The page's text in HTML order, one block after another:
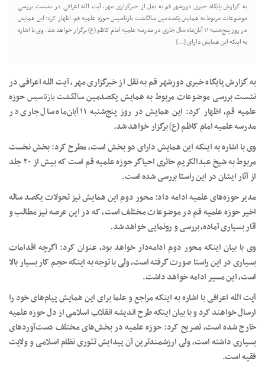
به گزارش پایگاه خبری دورشهر قم به نقل از خبرگزاری مهر، آیت الله اعرافی در نشست بررسی
موضوعات مربوط به همایش یکصدمین سالگشت بازتاسیس حوزه علمیه قم، اظهار کرد: این همایش
در روز پنج‌شنبه ۱۱ آبان‌ماه سال جاری در مدرسه علمیه امام کاظم (ع) برگزار خواهد شد. وی با اشاره
به اینکه این همایش دارای […]
به گزارش پایگاه خبری دورشهر قم به نقل از خبرگزاری مهر، آیت الله اعرافی در
نشست بررسی موضوعات مربوط به همایش یکصدمینسالگشتبازتاسیسحوزه
علمیه قم، اظهار کرد: این همایش در روز پنج‌شنبه ۱۱ آبان‌ماه سال جاری در
مدرسه علمیه امام کاظم (ع)برگزار خواهد شد.
وی با اشاره به اینکه این همایش دارای دو بخش است، مطرح کرد: بخش نخست
مربوط به شیخ عبدالکریم حائری احیاگر حوزه علمیه قم است که بیش از ۲۰ جلد
از آثار ایشان در این راستا بررسی شده است.
مدیر حوزه‌های علمیه ادامه داد: محور دوم این همایش نیز تحولات یکصد ساله
اخیر حوزه علمیه قم در موضوعات مختلف است، که در این عرصه نیز مطالب و
آثار بسیاری آماده، بررسی و رونمایی خواهد شد.
وی با بیان اینکه محور دوم ادامه‌دار خواهد بود، عنوان کرد: اگرچه اقدامات
بسیاری در این راستا صورت گرفته است، ولی با توجه به اینکه حجم کار بسیار بالا
است، این مسیر ادامه خواهد داشت.
آیت الله اعرافی با اشاره به اینکه مراجع و علما برای این همایش پیام‌های خود را
ارسال خواهند کرد و با بیان اینکه طرح اندیشه انقلاب اسلامی از دل حوزه علمیه
خارج شده است، تصریح کرد: حوزه علمیه در بخش‌های مختلف دست‌آوردهای
بسیاری داشته است، ولی ارزشمندترین آن پیدایش تئوری نظام اسلامی و ولایت
فقیه است.